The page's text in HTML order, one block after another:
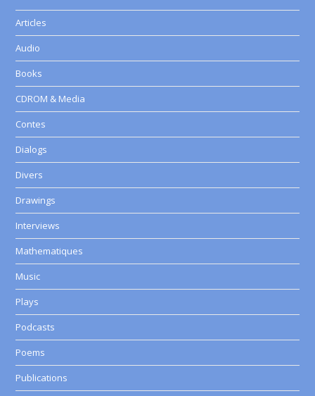
Articles
Audio
Books
CDROM & Media
Contes
Dialogs
Divers
Drawings
Interviews
Mathematiques
Music
Plays
Podcasts
Poems
Publications